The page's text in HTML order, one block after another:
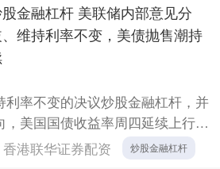
金融杠杆 美联储内部意见分
维持利率不变，美债抛售潮持
率不变的决议炒股金融杠杆，并
美国国债收益率周四延续上行走
3点20分，30年期美债收益率上行
香港联华证券配资 炒股金融杠杆